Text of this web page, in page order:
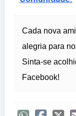
Cada nova
alegria para
Sinta-se
Facebook!